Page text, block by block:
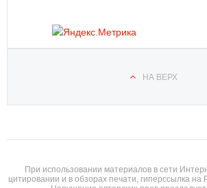
НА ВЕРХ
При использовании материалов в сети
цитировании и в обзорах печати, гиперссылка на